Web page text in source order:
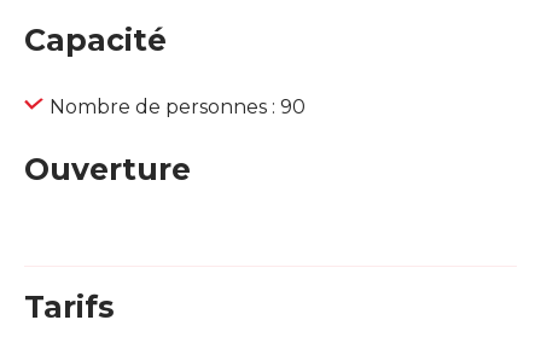
Capacité
Nombre de personnes : 90
Ouverture
Tarifs